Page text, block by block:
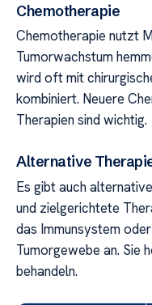
Chemotherapie
Chemotherapie nutzt
Tumorwachstum
wird oft mit
kombiniert. Neuere
Therapien sind wichtig.
Alternative
Es gibt auch
und zielgerichtete
das Immunsystem
Tumorgewebe an. Sie
behandeln.